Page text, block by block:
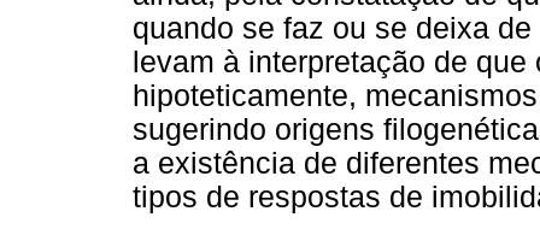
quando se faz ou se deixa
levam à interpretação de
hipoteticamente,
sugerindo origens
a existência de diferentes
tipos de respostas de